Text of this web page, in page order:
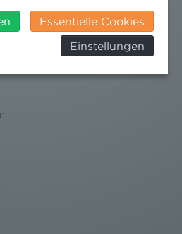
dass ihre Daten durch US-
und zu
verarbeitet werden und
finden Sie am
und Widerspruch ausüben.
Sie hier:
Essentielle Cookies
Einstellungen